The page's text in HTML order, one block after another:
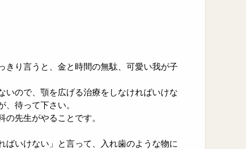
きり言うと、金と時間の無駄、可愛い我が子
いので、顎を広げる治療をしなければいけな
待って下さい。
先生がやることです。
ばいけない」と言って、入れ歯のような物に